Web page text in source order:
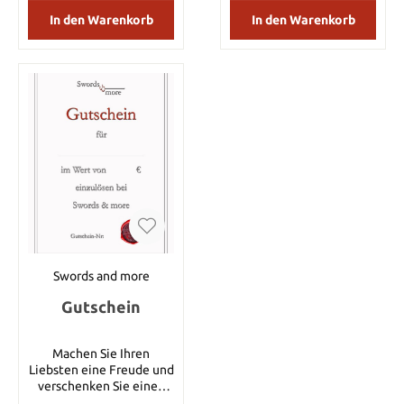
In den Warenkorb
ist, wird dieser Gutschein
aktiviert. Sie erhalten
In den Warenkorb
Swords and more
Gutschein
Machen Sie Ihren
Liebsten eine Freude und
verschenken Sie einen